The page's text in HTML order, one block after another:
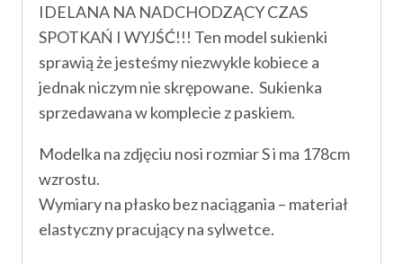
IDELANA NA NADCHODZĄCY CZAS
SPOTKAŃ I WYJŚĆ!!! Ten model sukienki
sprawią że jesteśmy niezwykle kobiece a
jednak niczym nie skrępowane. Sukienka
sprzedawana w komplecie z paskiem.
Modelka na zdjęciu nosi rozmiar S i ma 178cm
wzrostu.
Wymiary na płasko bez naciągania – materiał
elastyczny pracujący na sylwetce.